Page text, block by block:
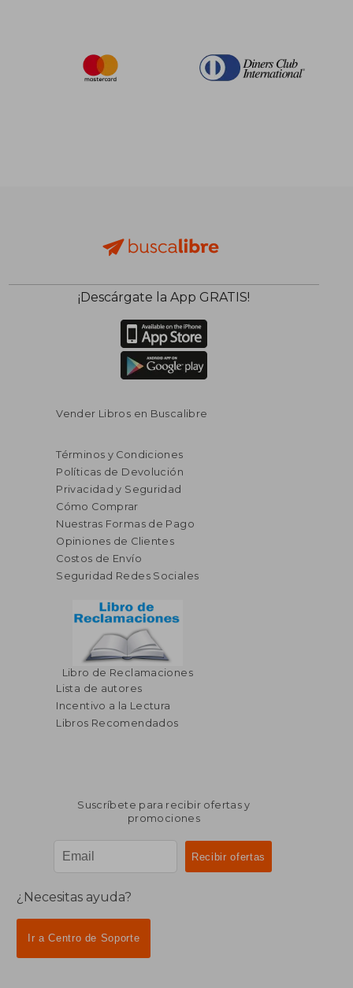
¡Descárgate la App GRATIS!
Vender Libros en Buscalibre
Términos y Condiciones
Políticas de Devolución
Privacidad y Seguridad
Cómo Comprar
Nuestras Formas de Pago
Opiniones de Clientes
Costos de Envío
Seguridad Redes Sociales
Libro de Reclamaciones
Lista de autores
Incentivo a la Lectura
Libros Recomendados
Suscríbete para recibir ofertas y
promociones
¿Necesitas ayuda?
Ir a Centro de Soporte